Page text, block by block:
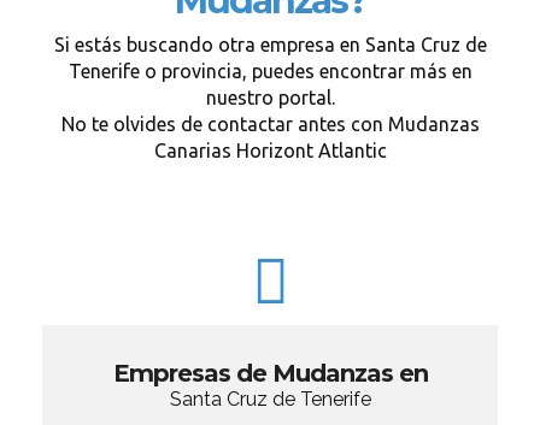
Si estás buscando otra empresa en Santa Cruz de
Tenerife o provincia, puedes encontrar más en
nuestro portal.
No te olvides de contactar antes con Mudanzas
Canarias Horizont Atlantic
Empresas de Mudanzas en
Santa Cruz de Tenerife